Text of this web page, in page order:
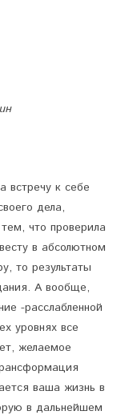
встречу к себе
дела,
что проверила
в абсолютном
то результаты
А вообще,
-расслабленной
уровнях все
желаемое
ваша жизнь в
в дальнейшем